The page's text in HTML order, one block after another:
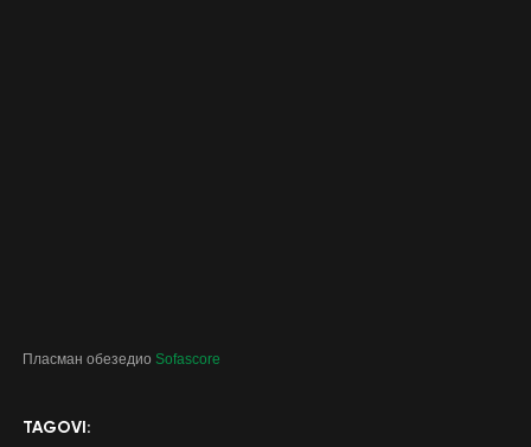
Пласман обезедио Sofascore
TAGOVI: